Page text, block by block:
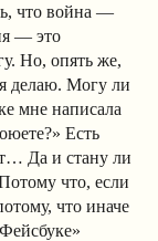
что война —
— это
Но, опять же,
я делаю. Могу ли
мне написала
Есть
Да и стану ли
что, если
что иначе